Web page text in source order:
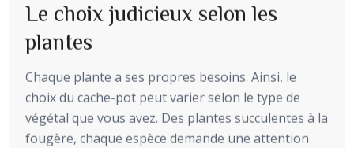
Le choix judicieux selon les
plantes
Chaque plante a ses propres besoins. Ainsi, le
choix du cache-pot peut varier selon le type de
végétal que vous avez. Des plantes succulentes à la
fougère, chaque espèce demande une attention